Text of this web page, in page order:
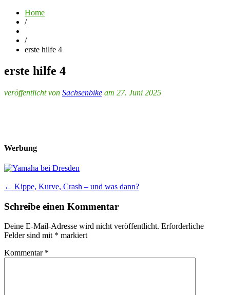
Home
/
/
erste hilfe 4
erste hilfe 4
veröffentlicht von Sachsenbike am 27. Juni 2025
Werbung
Post
navigation
← Kippe, Kurve, Crash – und was dann?
Schreibe einen Kommentar
Deine E-Mail-Adresse wird nicht veröffentlicht. Erforderliche
Felder sind mit * markiert
Kommentar *